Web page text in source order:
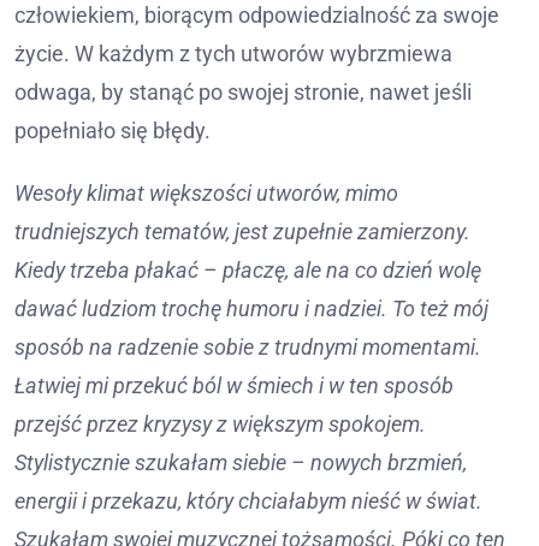
człowiekiem, biorącym odpowiedzialność za swoje
życie. W każdym z tych utworów wybrzmiewa
odwaga, by stanąć po swojej stronie, nawet jeśli
popełniało się błędy.
Wesoły klimat większości utworów, mimo
trudniejszych tematów, jest zupełnie zamierzony.
Kiedy trzeba płakać – płaczę, ale na co dzień wolę
dawać ludziom trochę humoru i nadziei. To też mój
sposób na radzenie sobie z trudnymi momentami.
Łatwiej mi przekuć ból w śmiech i w ten sposób
przejść przez kryzysy z większym spokojem.
Stylistycznie szukałam siebie – nowych brzmień,
energii i przekazu, który chciałabym nieść w świat.
Szukałam swojej muzycznej tożsamości. Póki co ten